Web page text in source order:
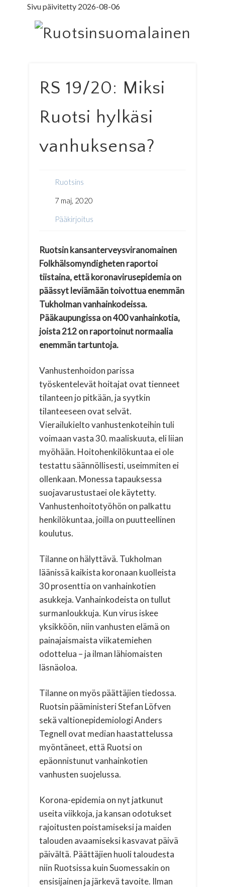
Sivu päivitetty 2026-08-06
ETUSIVU
PÄÄKIRJOITUS
MINNE MENNÄ
ILMOITUSOSASTO
LEHTITILAUS
NETTILEHTI
LEDARE PÅ SVENSKA
YHTEYSTIEDOT
RS 19/20: Miksi
Ruotsi hylkäsi
vanhuksensa?
Ruotsins
7 maj, 2020
Pääkirjoitus
Ruotsin kansanterveysviranomainen
Folkhälsomyndigheten raportoi
tiistaina, että koronavirusepidemia on
päässyt leviämään toivottua enemmän
Tukholman vanhainkodeissa.
Pääkaupungissa on 400 vanhainkotia,
joista 212 on raportoinut normaalia
enemmän tartuntoja.
Vanhustenhoidon parissa
työskentelevät hoitajat ovat tienneet
tilanteen jo pitkään, ja syytkin
tilanteeseen ovat selvät.
Vierailukielto vanhustenkoteihin tuli
voimaan vasta 30. maaliskuuta, eli liian
myöhään. Hoitohenkilökuntaa ei ole
testattu säännöllisesti, useimmiten ei
ollenkaan. Monessa tapauksessa
suojavarustustaei ole käytetty.
Vanhustenhoitotyöhön on palkattu
henkilökuntaa, joilla on puutteellinen
koulutus.
Tilanne on hälyttävä. Tukholman
läänissä kaikista koronaan kuolleista
30 prosenttia on vanhainkotien
asukkeja. Vanhainkodeista on tullut
surmanloukkuja. Kun virus iskee
yksikköön, niin vanhusten elämä on
painajaismaista viikatemiehen
odottelua – ja ilman lähiomaisten
läsnäoloa.
Tilanne on myös päättäjien tiedossa.
Ruotsin pääministeri Stefan Löfven
sekä valtionepidemiologi Anders
Tegnell ovat median haastattelussa
myöntäneet, että Ruotsi on
epäonnistunut vanhainkotien
vanhusten suojelussa.
Korona-epidemia on nyt jatkunut
useita viikkoja, ja kansan odotukset
rajoitusten poistamiseksi ja maiden
talouden avaamiseksi kasvavat päivä
päivältä. Päättäjien huoli taloudesta
niin Ruotsissa kuin Suomessakin on
ensisijainen ja järkevä tavoite. Ilman